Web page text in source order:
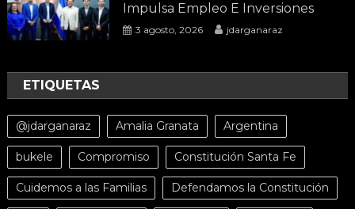
Impulsa Empleo E Inversiones
3 agosto, 2026 jdarganaraz
ETIQUETAS
@jdarganaraz Amalia Granata Argentina
bukele Compromiso Constitución Santa Fe
Cuidemos a las Familias Defendamos la Constitución